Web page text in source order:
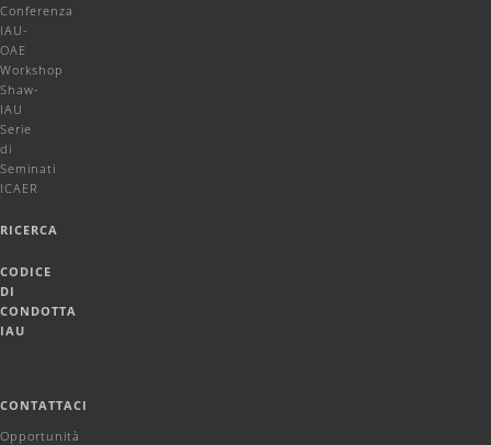
Conferenza
IAU-
OAE
Workshop
Shaw-
IAU
Serie
di
Seminati
ICAER
RICERCA
CODICE
DI
CONDOTTA
IAU
CONTATTACI
Opportunità